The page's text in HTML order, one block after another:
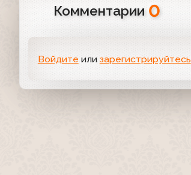
Комментарии 0
Войдите или зарегистрируйтесь